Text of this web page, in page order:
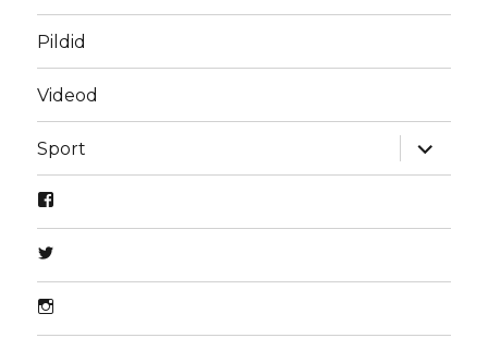
Pildid
Videod
Sport
laienda